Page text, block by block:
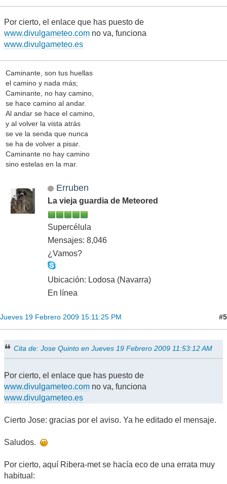
Por cierto, el enlace que has puesto de
www.divulgameteo.com no va, funciona
www.divulgameteo.es
Caminante, son tus huellas
el camino y nada más;
Caminante, no hay camino,
se hace camino al andar.
Al andar se hace el camino,
y al volver la vista atrás
se ve la senda que nunca
se ha de volver a pisar.
Caminante no hay camino
sino estelas en la mar.
Erruben
La vieja guardia de Meteored
Supercélula
Mensajes: 8,046
¿Vamos?
Ubicación: Lodosa (Navarra)
En línea
Jueves 19 Febrero 2009 15:11:25 PM #5
Cita de: Jose Quinto en Jueves 19 Febrero 2009 11:53:12 AM
Por cierto, el enlace que has puesto de
www.divulgameteo.com no va, funciona
www.divulgameteo.es
Cierto Jose: gracias por el aviso. Ya he editado el mensaje.
Saludos.
Por cierto, aquí Ribera-met se hacía eco de una errata muy
habitual: